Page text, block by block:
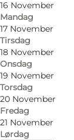
16 November
Mandag
17 November
Tirsdag
18 November
Onsdag
19 November
Torsdag
20 November
Fredag
21 November
Lørdag